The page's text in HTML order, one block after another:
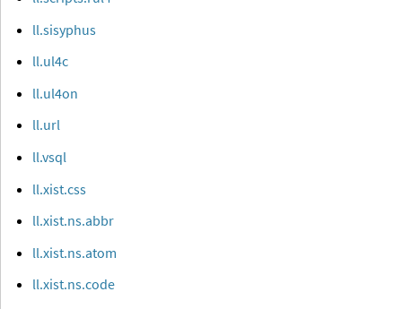
ll.sisyphus
ll.ul4c
ll.ul4on
ll.url
ll.vsql
ll.xist.css
ll.xist.ns.abbr
ll.xist.ns.atom
ll.xist.ns.code